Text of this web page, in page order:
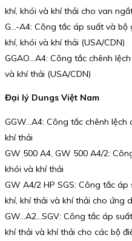
khí, khói và khí thải cho van
G…-A4: Công tắc áp suất và bộ
khí, khói và khí thải (USA/CDN)
GGAO…A4: Công tắc chênh
và khí thải (USA/CDN)
Đại lý Dungs Việt Nam
GGW…A4: Công tắc chênh
khí thải
GW 500 A4, GW 500 A4/2:
khói và khí thải
GW A4/2 HP SGS: Công tắc
khí, khí thải và khí thải cho ứng
GW…A2…SGV: Công tắc áp
khí thải và khí thải cho các bộ